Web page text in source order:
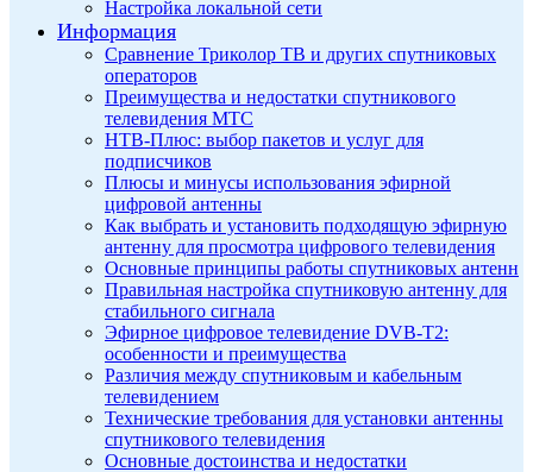
Настройка локальной сети
Информация
Сравнение Триколор ТВ и других спутниковых
операторов
Преимущества и недостатки спутникового
телевидения МТС
НТВ-Плюс: выбор пакетов и услуг для
подписчиков
Плюсы и минусы использования эфирной
цифровой антенны
Как выбрать и установить подходящую эфирную
антенну для просмотра цифрового телевидения
Основные принципы работы спутниковых антенн
Правильная настройка спутниковую антенну для
стабильного сигнала
Эфирное цифровое телевидение DVB-T2:
особенности и преимущества
Различия между спутниковым и кабельным
телевидением
Технические требования для установки антенны
спутникового телевидения
Основные достоинства и недостатки